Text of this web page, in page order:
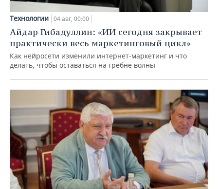
Технологии 04 авг, 00:00
Айдар Гибадуллин: «ИИ сегодня закрывает
практически весь маркетинговый цикл»
Как нейросети изменили интернет-маркетинг и что
делать, чтобы оставаться на гребне волны